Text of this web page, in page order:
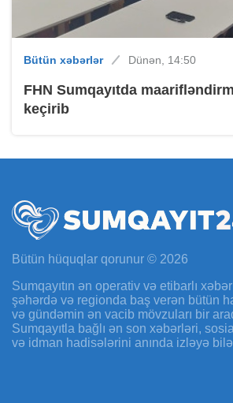
Bütün xəbərlər Dünən, 14:50
FHN Sumqayıtda
keçirib
Bütün hüquqlar qorunur © 2026
Sumqayıtın ən operativ və etibarlı
şəhərdə və regionda baş verən bütün
və gündəmin ən vacib mövzuları bir
Sumqayıtla bağlı ən son xəbərləri,
və idman hadisələrini anında izləyə